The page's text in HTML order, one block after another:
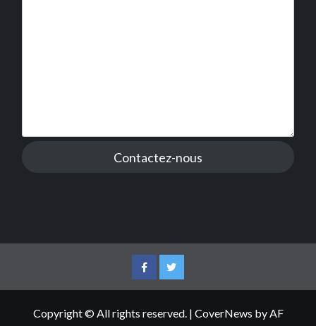
Contactez-nous
FacebookTwitter
Copyright © All rights reserved. | CoverNews by AF